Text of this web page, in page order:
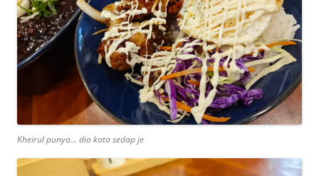
Kheirul punya… dia kata sedap je